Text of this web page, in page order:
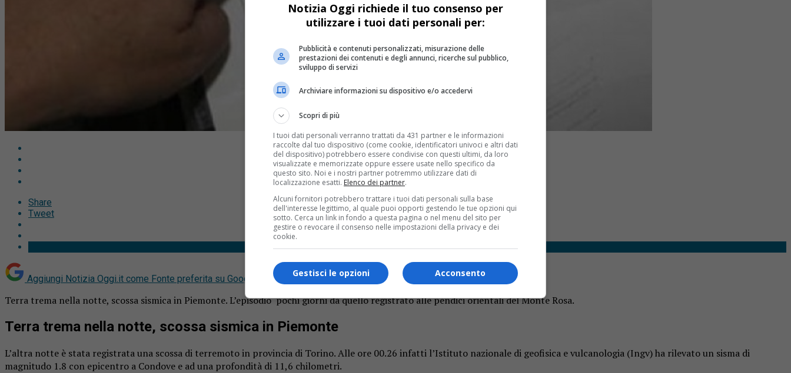
Share
Tweet
Aggiungi Notizia Oggi.it come Fonte preferita su Google
Terra trema nella notte, scossa sismica in Piemonte. L’episodio pochi giorni da quello registrato alle pendici orientali del Monte Rosa.
Terra trema nella notte, scossa sismica in Piemonte
L’altra notte è stata registrata una scossa di terremoto in provincia di Torino. Alle ore 00.26 infatti l’Istituto nazionale di geofisica e vulcanologia (Ingv) ha rilevato un sisma di
magnitudo 1.8 con epicentro a Condove e ad una profondità di 11,6 chilometri.
Notizia Oggi richiede il tuo consenso per
utilizzare i tuoi dati personali per:
Pubblicità e contenuti personalizzati, misurazione delle
prestazioni dei contenuti e degli annunci, ricerche sul pubblico,
sviluppo di servizi
Archiviare informazioni su dispositivo e/o accedervi
Scopri di più
I tuoi dati personali verranno trattati da 431 partner e le informazioni
raccolte dal tuo dispositivo (come cookie, identificatori univoci e altri dati
del dispositivo) potrebbero essere condivise con questi ultimi, da loro
visualizzate e memorizzate oppure essere usate nello specifico da
questo sito. Noi e i nostri partner potremmo utilizzare dati di
localizzazione esatti. Elenco dei partner.
Alcuni fornitori potrebbero trattare i tuoi dati personali sulla base
dell'interesse legittimo, al quale puoi opporti gestendo le tue opzioni qui
sotto. Cerca un link in fondo a questa pagina o nel menu del sito per
gestire o revocare il consenso nelle impostazioni della privacy e dei
cookie.
Acconsento
Gestisci le opzioni